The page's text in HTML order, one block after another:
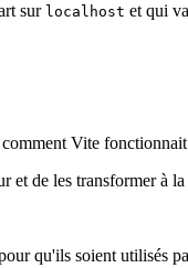
sur localhost et qui
Vite fonctionnait
et de les transformer à la
qu'ils soient utilisés